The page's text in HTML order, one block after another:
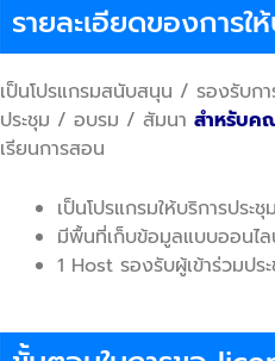
รายละเอียดของการใ
เป็นโปรแกรมสนับสนุน / รองรับก
ประชุม / อบรม / สัมนา สำหรับค
เรียนการสอน
เป็นโปรแกรมให้บริการประ
มีพื้นที่เก็บข้อมูลแบบออนไ
1 Host รองรับผู้เข้าร่วมป